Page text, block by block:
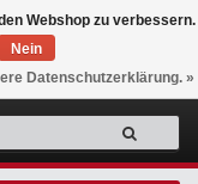
0
Webshop zu verbessern.
Nein
Datenschutzerklärung. »